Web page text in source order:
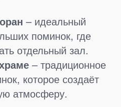
– идеальный
поминок, где
отдельный зал.
– традиционное
которое создаёт
атмосферу.